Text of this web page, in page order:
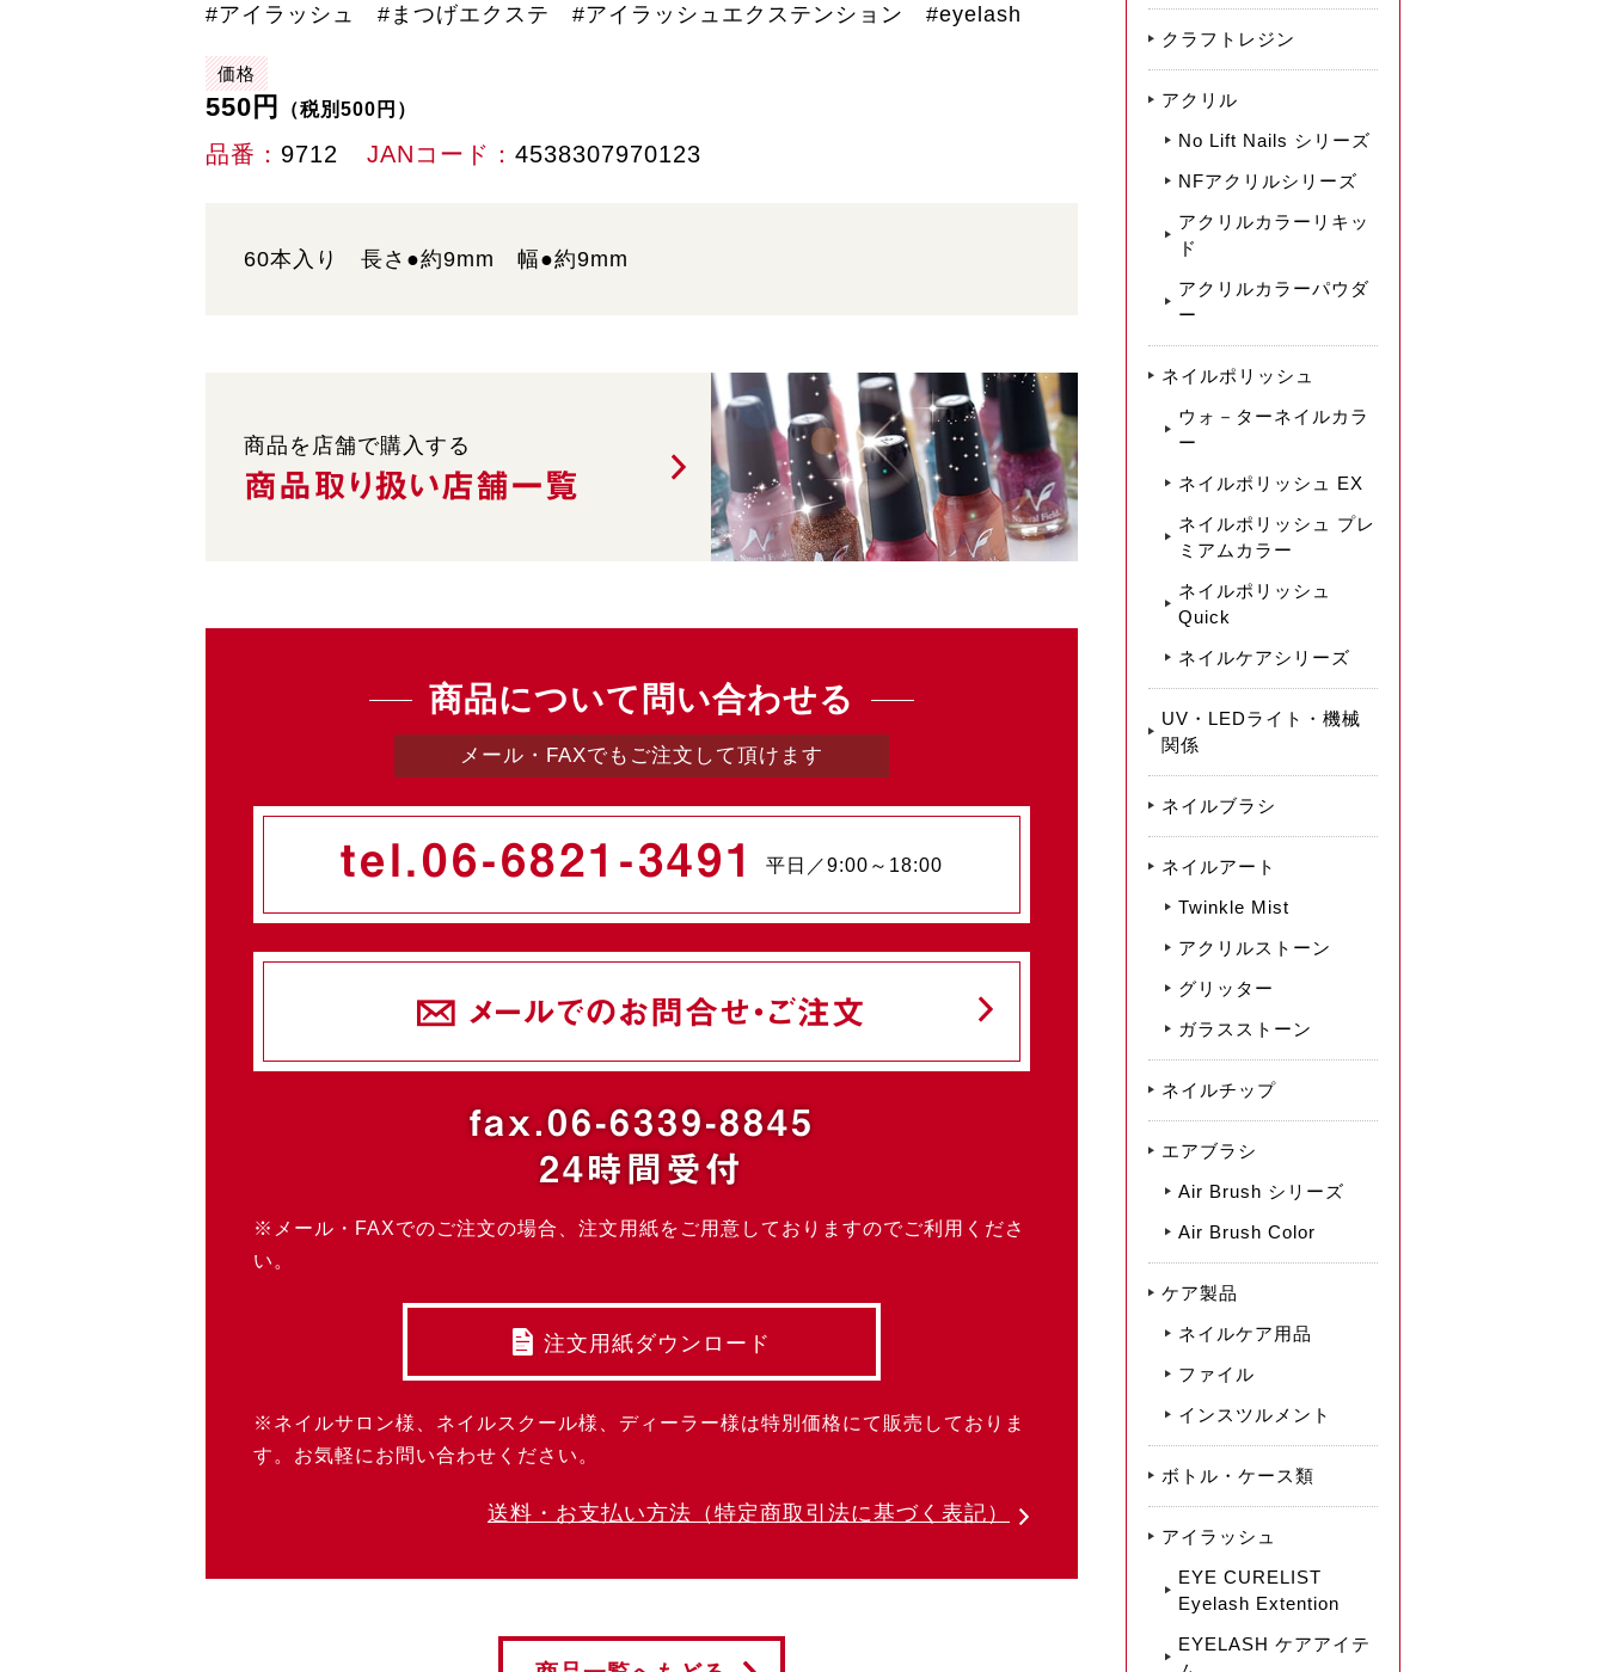
#アイラッシュ #まつげエクステ #アイラッシュエクステンション #eyelash
価格
550円 （税別500円）
品番 9712 JANコード 4538307970123
60本入り 長さ●約9mm 幅●約9mm
商品を店舗で購入する
商品取り扱い店舗一覧
商品について問い合わせる
メール・FAXでもご注文して頂けます
tel.06-6821-3491 平日／9:00～18:00
メールでのお問合せ・ご注文
fax.06-6339-8845
24時間受付
※メール・FAXでのご注文の場合、注文用紙をご用意しておりますのでご利用くださ
い。
注文用紙ダウンロード
※ネイルサロン様、ネイルスクール様、ディーラー様は特別価格にて販売しておりま
す。お気軽にお問い合わせください。
送料・お支払い方法 （特定商取引法に基づく表記）
クラフトレジン
アクリル
No Lift Nails シリーズ
NFアクリルシリーズ
アクリルカラーリキッ
ド
アクリルカラーパウダ
ー
ネイルポリッシュ
ウォ－ターネイルカラ
ー
ネイルポリッシュ EX
ネイルポリッシュ プレ
ミアムカラー
ネイルポリッシュ
Quick
ネイルケアシリーズ
UV・LEDライト・機械
関係
ネイルブラシ
ネイルアート
Twinkle Mist
アクリルストーン
グリッター
ガラスストーン
ネイルチップ
エアブラシ
Air Brush シリーズ
Air Brush Color
ケア製品
ネイルケア用品
ファイル
インスツルメント
ボトル・ケース類
アイラッシュ
EYE CURELIST
Eyelash Extention
EYELASH ケアアイテ